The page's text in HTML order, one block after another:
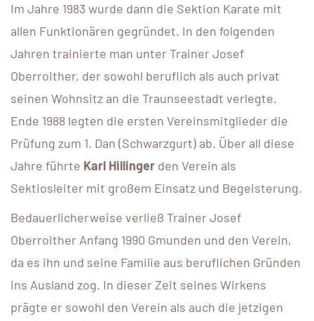
Im Jahre 1983 wurde dann die Sektion Karate mit
allen Funktionären gegründet. In den folgenden
Jahren trainierte man unter Trainer Josef
Oberroither, der sowohl beruflich als auch privat
seinen Wohnsitz an die Traunseestadt verlegte.
Ende 1988 legten die ersten Vereinsmitglieder die
Prüfung zum 1. Dan (Schwarzgurt) ab. Über all diese
Jahre führte Karl Hillinger den Verein als
Sektiosleiter mit großem Einsatz und Begeisterung.
Bedauerlicherweise verließ Trainer Josef
Oberroither Anfang 1990 Gmunden und den Verein,
da es ihn und seine Familie aus beruflichen Gründen
ins Ausland zog. In dieser Zeit seines Wirkens
prägte er sowohl den Verein als auch die jetzigen